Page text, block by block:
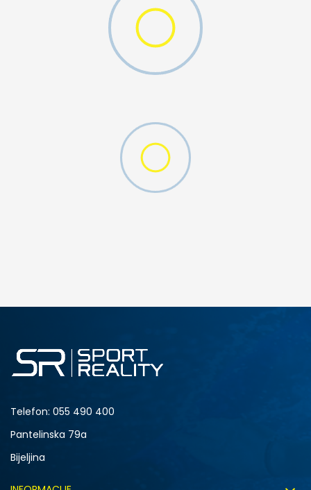
Telefon: 055 490 400
Pantelinska 79a
Bijeljina